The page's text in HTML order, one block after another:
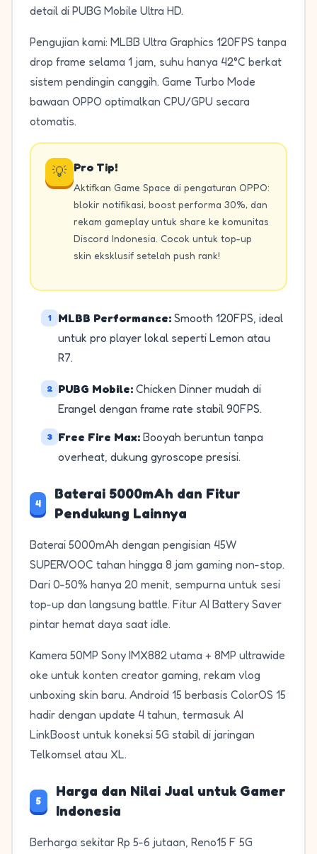
detail di PUBG Mobile Ultra HD.
Pengujian kami: MLBB Ultra Graphics 120FPS tanpa
drop frame selama 1 jam, suhu hanya 42°C berkat
sistem pendingin canggih. Game Turbo Mode
bawaan OPPO optimalkan CPU/GPU secara
otomatis.
💡 Pro Tip!
Aktifkan Game Space di pengaturan OPPO:
blokir notifikasi, boost performa 30%, dan
rekam gameplay untuk share ke komunitas
Discord Indonesia. Cocok untuk top-up
skin eksklusif setelah push rank!
1 MLBB Performance: Smooth 120FPS, ideal
untuk pro player lokal seperti Lemon atau
R7.
2 PUBG Mobile: Chicken Dinner mudah di
Erangel dengan frame rate stabil 90FPS.
3 Free Fire Max: Booyah beruntun tanpa
overheat, dukung gyroscope presisi.
4
Baterai 5000mAh dan Fitur
Pendukung Lainnya
Baterai 5000mAh dengan pengisian 45W
SUPERVOOC tahan hingga 8 jam gaming non-stop.
Dari 0-50% hanya 20 menit, sempurna untuk sesi
top-up dan langsung battle. Fitur AI Battery Saver
pintar hemat daya saat idle.
Kamera 50MP Sony IMX882 utama + 8MP ultrawide
oke untuk konten creator gaming, rekam vlog
unboxing skin baru. Android 15 berbasis ColorOS 15
hadir dengan update 4 tahun, termasuk AI
LinkBoost untuk koneksi 5G stabil di jaringan
Telkomsel atau XL.
5
Harga dan Nilai Jual untuk Gamer
Indonesia
Berharga sekitar Rp 5-6 jutaan, Reno15 F 5G